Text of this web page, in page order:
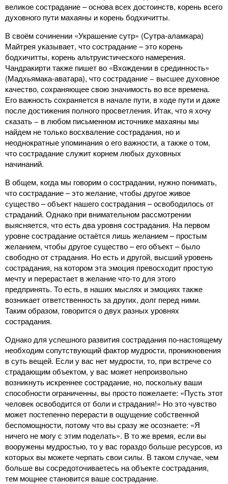
великое сострадание – основа всех достоинств, корень всего
духовного пути махаяны и корень бодхичитты.
В своём сочинении «Украшение сутр» (Сутра-аламкара)
Майтрея указывает, что сострадание – это корень
бодхичитты, корень альтруистического намерения.
Чандракирти также пишет во «Вхождении в срединность»
(Мадхьямака-аватара), что сострадание − высшее духовное
качество, сохраняющее свою значимость во все времена.
Его важность сохраняется в начале пути, в ходе пути и даже
после достижения полного просветления. Итак, что я хочу
сказать − в любом письменном источнике махаяны мы
найдем не только восхваление сострадания, но и
неоднократные упоминания о его важности, а также о том,
что сострадание служит корнем любых духовных
начинаний.
В общем, когда мы говорим о сострадании, нужно понимать,
что сострадание – это желание, чтобы другое живое
существо – объект нашего сострадания – освободилось от
страданий. Однако при внимательном рассмотрении
выясняется, что есть два уровня сострадания. На первом
уровне сострадание остаётся лишь желанием – простым
желанием, чтобы другое существо – его объект – было
свободно от страдания. Но есть и другой, высший уровень
сострадания, на котором эта эмоция превосходит простую
мечту и перерастает в желание что-то для этого
предпринять. То есть, в наших мыслях и эмоциях также
возникает ответственность за других, долг перед ними.
Таким образом, говорится о двух разных уровнях
сострадания.
Однако для успешного развития сострадания по-настоящему
необходим сопутствующий фактор мудрости, проникновения
в суть вещей. Если у вас нет мудрости, то, при встрече со
страдающим объектом, у вас может непроизвольно
возникнуть искреннее сострадание, но, поскольку ваши
способности ограниченны, вы просто пожелаете: «Пусть этот
человек освободится от боли и страдания!» Но это чувство
может постепенно перерасти в ощущение собственной
беспомощности, потому что вы сразу же осознаете: «Я
ничего не могу с этим поделать». В то же время, если вы
вооружены мудростью, то у вас гораздо больше ресурсов, из
которых вы можете черпать свои силы. В таком случае, чем
больше вы сосредоточиваетесь на объекте сострадания,
тем мощнее становится ваше сострадание.